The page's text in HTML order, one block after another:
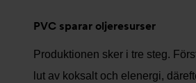
PVC sparar oljeresurser
Produktionen sker i tre steg.
lut av koksalt och elenergi,